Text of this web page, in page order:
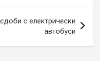
с електрически
автобуси